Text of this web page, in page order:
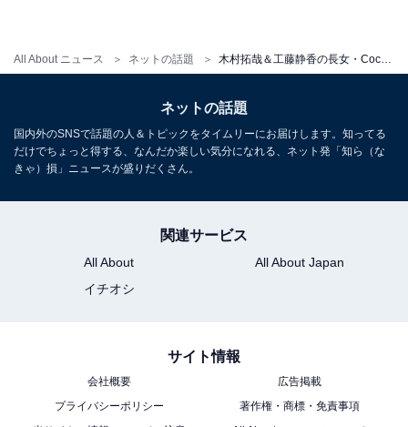
All About ニュース ネットの話題
ネットの話題
国内外のSNSで話題の人＆トピックをタイムリーにお届けします。知ってる
だけでちょっと得する、なんだか楽しい気分になれる、ネット発「知ら（な
きゃ）損」ニュースが盛りだくさん。
関連サービス
All About
All About Japan
イチオシ
サイト情報
会社概要
広告掲載
プライバシーポリシー
著作権・商標・免責事項